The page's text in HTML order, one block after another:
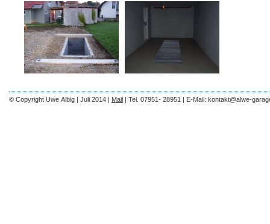
© Copyright Uwe Albig | Juli 2014 | Mail | Tel. 07951- 28951 | E-Mail: kontakt@alwe-